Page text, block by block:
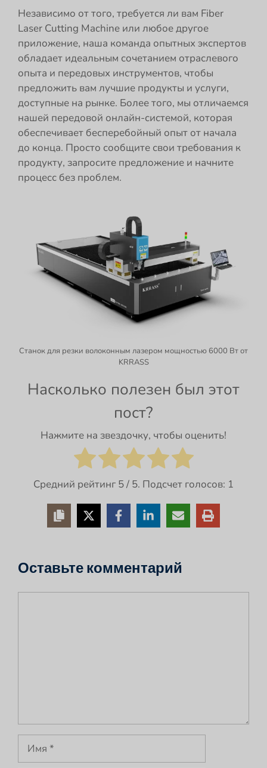
Независимо от того, требуется ли вам Fiber
Laser Cutting Machine или любое другое
приложение, наша команда опытных экспертов
обладает идеальным сочетанием отраслевого
опыта и передовых инструментов, чтобы
предложить вам лучшие продукты и услуги,
доступные на рынке. Более того, мы отличаемся
нашей передовой онлайн-системой, которая
обеспечивает бесперебойный опыт от начала
до конца. Просто сообщите свои требования к
продукту, запросите предложение и начните
процесс без проблем.
Станок для резки волоконным лазером мощностью 6000 Вт от
KRRASS
Насколько полезен был этот
пост?
Нажмите на звездочку, чтобы оценить!
Средний рейтинг 5/ 5. Подсчет голосов: 1
Оставьте комментарий
Имя